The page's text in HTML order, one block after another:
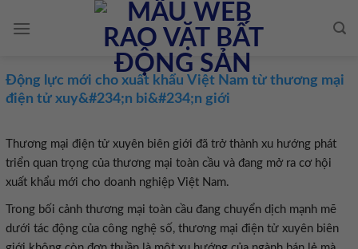
Động lực mới cho xuất khẩu Việt Nam từ thương mại
điện tử xuy&#234;n bi&#234;n giới
Thương mại điện tử xuyên biên giới đã trở thành xu hướng phát
triển quan trọng của thương mại toàn cầu và đang mở ra cơ hội
xuất khẩu mới cho doanh nghiệp Việt Nam.
Trong bối cảnh thương mại toàn cầu đang chuyển dịch mạnh mẽ
dưới tác động của công nghệ số, thương mại điện tử xuyên biên